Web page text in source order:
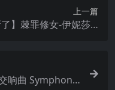
上一篇
】棘罪修女-伊妮莎 T
响曲 Symphony